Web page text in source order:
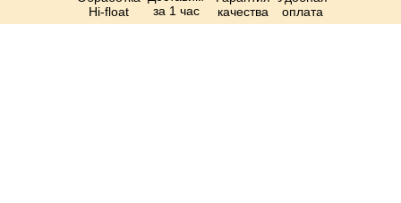
Hi-float
за 1 час
качества
оплата